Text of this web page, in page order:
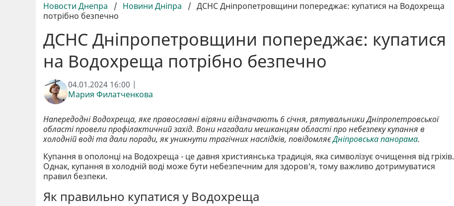
Новости Днепра / Новини Дніпра / ДСНС Дніпропетровщини попереджає: купатися на Водохреща
потрібно безпечно
ДСНС Дніпропетровщини попереджає: купатися
на Водохреща потрібно безпечно
04.01.2024 16:00 |
Мария Филатченкова
Напередодні Водохреща, яке православні віряни відзначають 6 січня, рятувальники Дніпропетровської
області провели профілактичний захід. Вони нагадали мешканцям області про небезпеку купання в
холодній воді та дали поради, як уникнути трагічних наслідків, повідомляєДніпровська панорама.
Купання в ополонці на Водохреща - це давня християнська традиція, яка символізує очищення від гріхів.
Однак, купання в холодній воді може бути небезпечним для здоров'я, тому важливо дотримуватися
правил безпеки.
Як правильно купатися у Водохреща